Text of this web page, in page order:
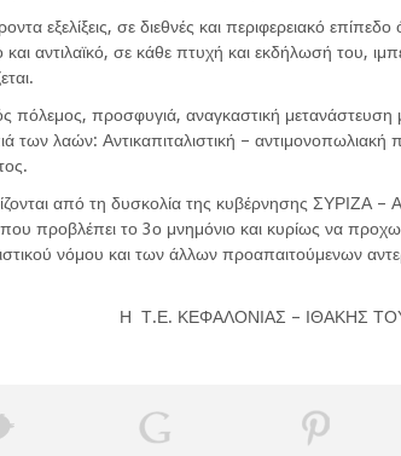
εξελίξεις, σε διεθνές και περιφερειακό
αντιλαϊκό, σε κάθε πτυχή και εκδήλωσή του,
πόλεμος, προσφυγιά, αναγκαστική
λαών: Αντικαπιταλιστική – αντιμονοπωλιακή
από τη δυσκολία της κυβέρνησης ΣΥΡΙΖΑ
προβλέπει το 3ο μνημόνιο και κυρίως να
νόμου και των άλλων προαπαιτούμενων
Η Τ.Ε. ΚΕΦΑΛΟΝΙΑΣ – ΙΘΑΚΗΣ